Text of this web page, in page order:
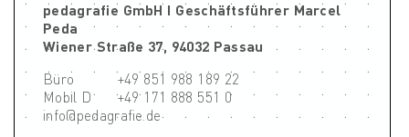
pedagrafie GmbH I Geschäftsführer Marcel
Peda
Wiener Straße 37, 94032 Passau
Büro
+49 851 988 189 22
Mobil D
+49 171 888 551 0
info@pedagrafie.de